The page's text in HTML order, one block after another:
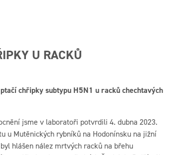
U RACKŮ
chřipky subtypu H5N1 u racků chechtavých
jsme v laboratoři potvrdili 4. dubna 2023.
u Mutěnických rybníků na Hodonínsku na jižní
hlášen nález mrtvých racků na břehu